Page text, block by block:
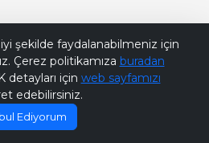
şekilde faydalanabilmeniz için
Çerez politikamıza buradan
detayları için web sayfamızı
edebilirsiniz.
Ediyorum
Bana Soru Sor | Ask Me